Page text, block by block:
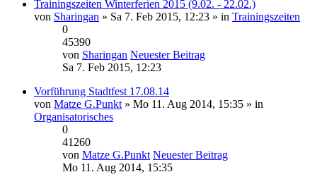
Trainingszeiten Winterferien 2015 (9.02. - 22.02.)
von Sharingan » Sa 7. Feb 2015, 12:23 » in Trainingszeiten
0
45390
von Sharingan Neuester Beitrag
Sa 7. Feb 2015, 12:23
Vorführung Stadtfest 17.08.14
von Matze G.Punkt » Mo 11. Aug 2014, 15:35 » in
Organisatorisches
0
41260
von Matze G.Punkt Neuester Beitrag
Mo 11. Aug 2014, 15:35